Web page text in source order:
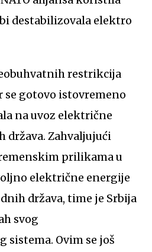
destabilizovala elektro
restrikcija
se gotovo istovremeno
na uvoz električne
država. Zahvaljujući
prilikama u
električne energije
država, time je Srbija
svog
sistema. Ovim se još